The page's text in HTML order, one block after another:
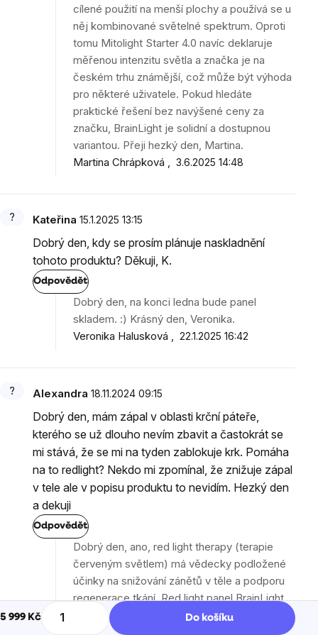
5 999 Kč Do košíku
Martina Chrápková 3.6.2025 14:48
cílené použití na menší plochy a používá se u
něj kombinované světelné spektrum. Oproti
tomu Mitolight Starter 4.0 navíc deklaruje
měřenou intenzitu světla a značka je na
českém trhu známější, což může být výhoda
pro některé uživatele. Pokud hledáte
praktické řešení bez navýšené ceny za
značku, BrainLight je solidní a dostupnou
variantou. Přeji hezký den, Martina.
Kateřina 15.1.2025 13:15
Dobrý den, kdy se prosím plánuje naskladnění
tohoto produktu? Děkuji, K.
Odpovědět
Veronika Halusková 22.1.2025 16:42
Dobrý den, na konci ledna bude panel
skladem. :) Krásný den, Veronika.
Alexandra 18.11.2024 09:15
Dobrý den, mám zápal v oblasti krční páteře,
kterého se už dlouho nevím zbavit a častokrát se
mi stává, že se mi na tyden zablokuje krk. Pomáha
na to redlight? Nekdo mi zpomínal, že znižuje zápal
v tele ale v popisu produktu to nevidím. Hezký den
a dekuji
Odpovědět
Dobrý den, ano, red light therapy (terapie
červeným světlem) má vědecky podložené
účinky na snižování zánětů v těle a podporu
regenerace tkání. Red light panel BrainLight
300 START je určen právě na aplikaci terapie
červeným a blízkým infračerveným světlem,